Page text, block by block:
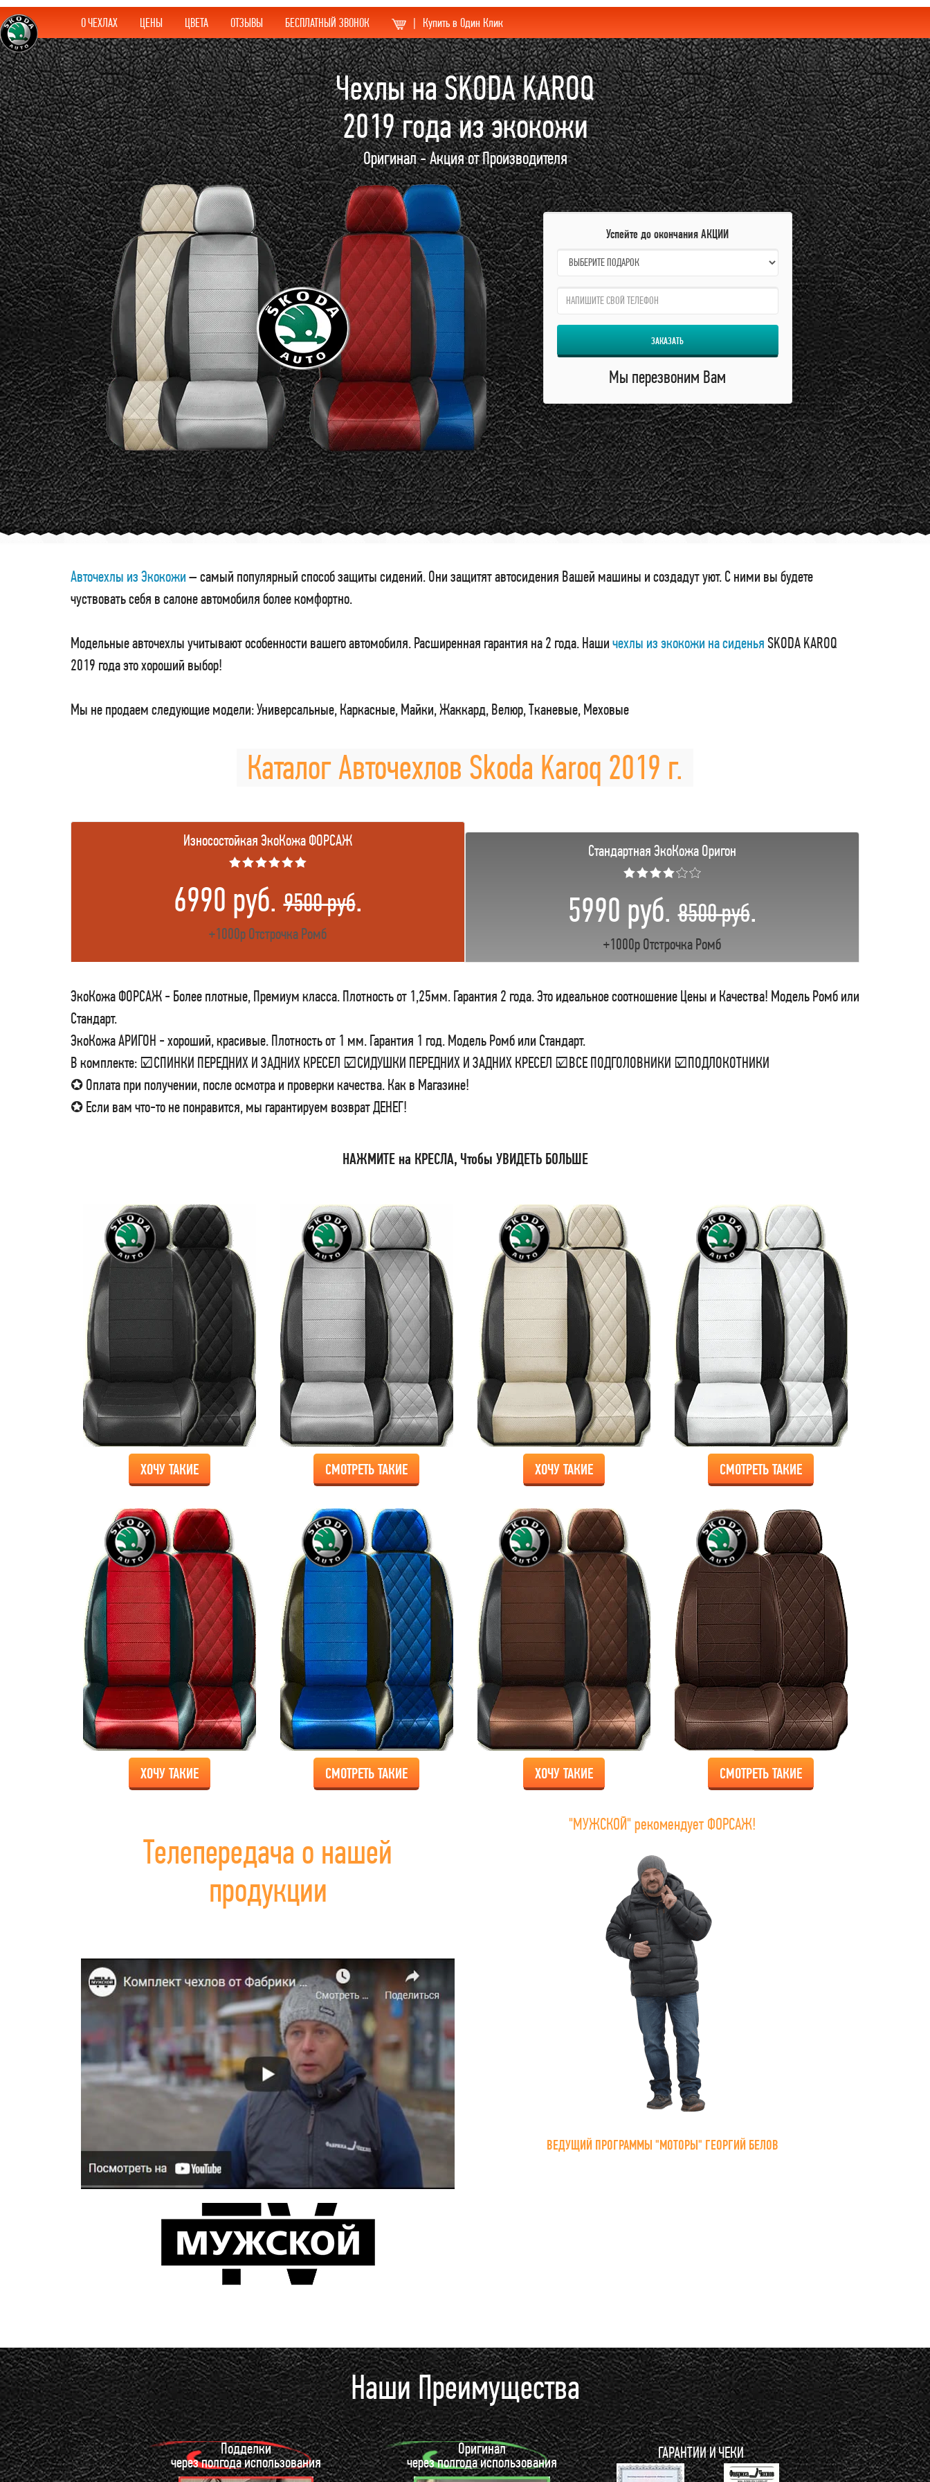
О ЧЕХЛАХ ЦЕНЫ ЦВЕТА ОТЗЫВЫ БЕСПЛАТНЫЙ ЗВОНОК | Купить в Один Клик
Чехлы на SKODA KAROQ
2019 года из экокожи
Оригинал - Акция от Производителя
Успейте до окончания АКЦИИ
name:
qzw:
ЗАКАЗАТЬ
Мы перезвоним Вам
Авточехлы из Экокожи– самый популярный способ защиты сидений. Они защитят автосидения Вашей машины и создадут уют. С ними вы будете
чуствовать себя в салоне автомобиля более комфортно.
Модельные авточехлы учитывают особенности вашего автомобиля. Расширенная гарантия на 2 года. Нашичехлы из экокожи на сиденьяSKODA KAROQ
2019 года это хороший выбор!
Мы не продаем следующие модели: Универсальные, Каркасные, Майки, Жаккард, Велюр, Тканевые, Меховые
Каталог Авточехлов Skoda Karoq 2019 г.
Износостойкая ЭкоКожа ФОРСАЖ
★★★★★★
6990 руб.9500 руб.
+1000р Отстрочка Ромб
Стандартная ЭкоКожа Оригон
★★★★☆☆
5990 руб.8500 руб.
+1000р Отстрочка Ромб
ЭкоКожа ФОРСАЖ - Более плотные, Премиум класса. Плотность от 1,25мм. Гарантия 2 года. Это идеальное соотношение Цены и Качества! Модель Ромб или
Стандарт.
ЭкоКожа АРИГОН - хороший, красивые. Плотность от 1 мм. Гарантия 1 год. Модель Ромб или Стандарт.
В комплекте: ☑СПИНКИ ПЕРЕДНИХ И ЗАДНИХ КРЕСЕЛ ☑СИДУШКИ ПЕРЕДНИХ И ЗАДНИХ КРЕСЕЛ ☑ВСЕ ПОДГОЛОВНИКИ ☑ПОДЛОКОТНИКИ
✪ Оплата при получении, после осмотра и проверки качества. Как в Магазине!
✪ Если вам что-то не понравится, мы гарантируем возврат ДЕНЕГ!
НАЖМИТЕ на КРЕСЛА, Чтобы УВИДЕТЬ БОЛЬШЕ
ХОЧУ ТАКИЕ СМОТРЕТЬ ТАКИЕ ХОЧУ ТАКИЕ СМОТРЕТЬ ТАКИЕ
ХОЧУ ТАКИЕ СМОТРЕТЬ ТАКИЕ ХОЧУ ТАКИЕ СМОТРЕТЬ ТАКИЕ
Телепередача о нашей
продукции
"МУЖСКОЙ" рекомендует ФОРСАЖ!
ВЕДУЩИЙ ПРОГРАММЫ "МОТОРЫ" ГЕОРГИЙ БЕЛОВ
Наши Преимущества
Подделки
через полгода использования
Оригинал
через полгода использования
ГАРАНТИИ И ЧЕКИ